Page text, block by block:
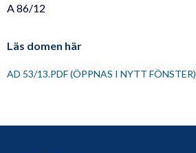
A 86/12
Läs domen här
AD 53/13.PDF (ÖPPNAS I NYTT FÖNSTER)